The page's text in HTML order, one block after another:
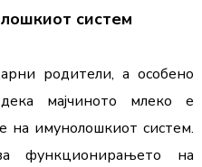
систем
родители, а особено
мајчиното млеко е
на имунолошкиот систем.
функционирањето на